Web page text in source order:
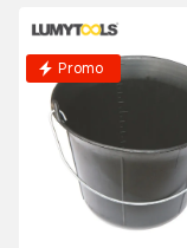
Promo